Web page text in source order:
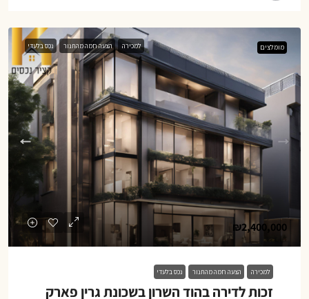
מומלצים למכירה הצעה חמה מהתנור נכס בלעדי
₪2,400,000
למכירה הצעה חמה מהתנור נכס בלעדי
זכות לדירה בהוד השרון בשכונת גרין פארק